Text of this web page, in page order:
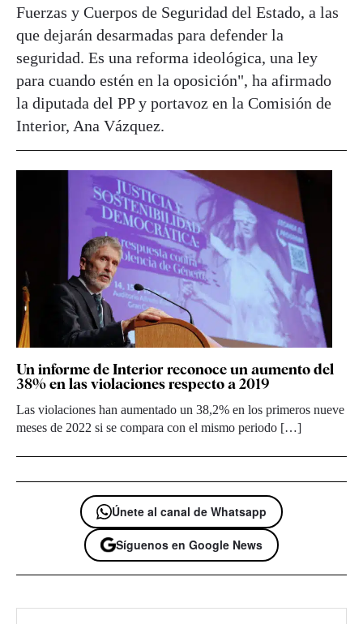
Fuerzas y Cuerpos de Seguridad del Estado, a las
que dejarán desarmadas para defender la
seguridad. Es una reforma ideológica, una ley
para cuando estén en la oposición", ha afirmado
la diputada del PP y portavoz en la Comisión de
Interior, Ana Vázquez.
Un informe de Interior reconoce un aumento del
38% en las violaciones respecto a 2019
Las violaciones han aumentado un 38,2% en los primeros nueve
meses de 2022 si se compara con el mismo periodo […]
Únete al canal de Whatsapp
Síguenos en Google News